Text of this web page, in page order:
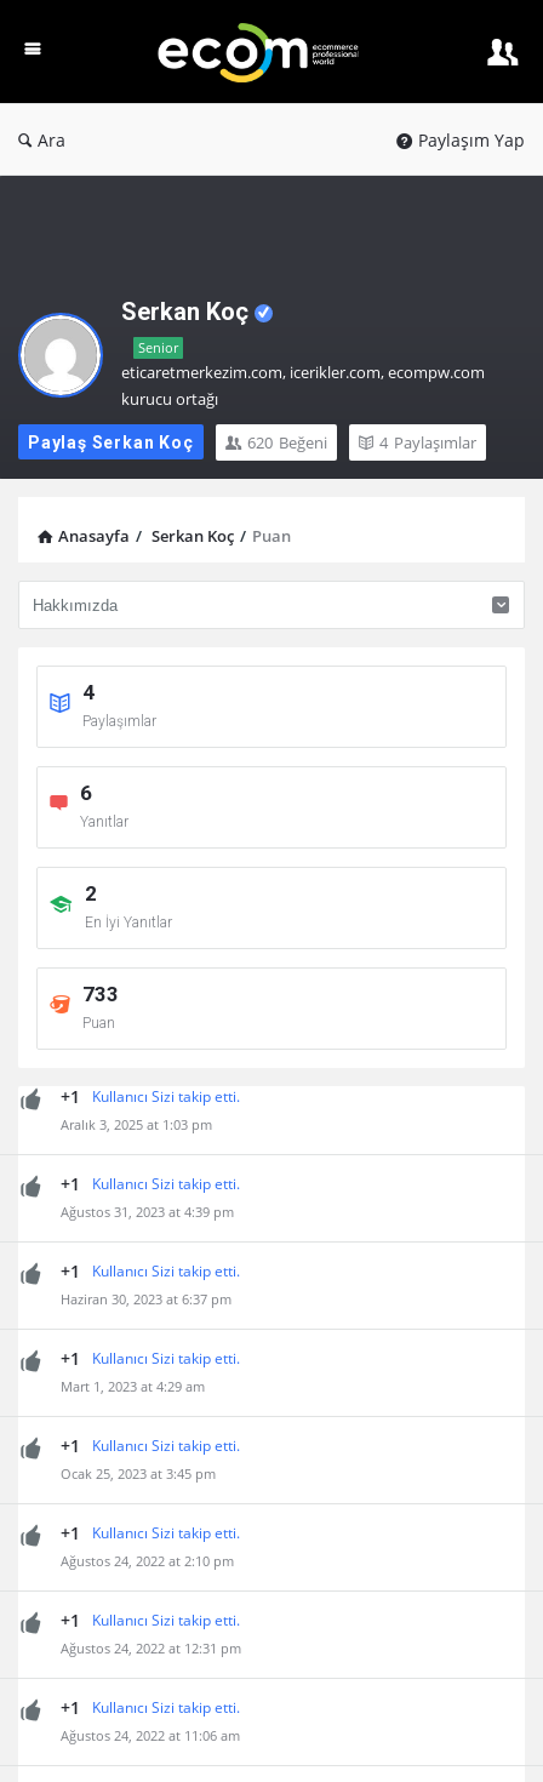
PW
Ara Paylaşım Yap
Serkan Koç
Senior
eticaretmerkezim.com, icerikler.com, ecompw.com
kurucu ortağı
Paylaş Serkan Koç 620 Beğeni 4 Paylaşımlar
Anasayfa / Serkan Koç / Puan
4
Paylaşımlar
6
Yanıtlar
2
En İyi Yanıtlar
733
Puan
+1 Kullanıcı Sizi takip etti.
Aralık 3, 2025 at 1:03 pm
+1 Kullanıcı Sizi takip etti.
Ağustos 31, 2023 at 4:39 pm
+1 Kullanıcı Sizi takip etti.
Haziran 30, 2023 at 6:37 pm
+1 Kullanıcı Sizi takip etti.
Mart 1, 2023 at 4:29 am
+1 Kullanıcı Sizi takip etti.
Ocak 25, 2023 at 3:45 pm
+1 Kullanıcı Sizi takip etti.
Ağustos 24, 2022 at 2:10 pm
+1 Kullanıcı Sizi takip etti.
Ağustos 24, 2022 at 12:31 pm
+1 Kullanıcı Sizi takip etti.
Ağustos 24, 2022 at 11:06 am